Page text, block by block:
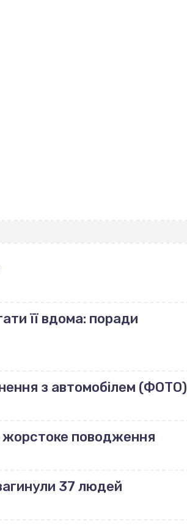
її вдома: поради
з автомобілем (ФОТО)
жорстоке поводження
37 людей